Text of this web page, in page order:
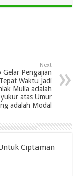
Next
Pengajian
Waktu Jadi
Mulia adalah
atas Umur
adalah Modal
Ciptaman